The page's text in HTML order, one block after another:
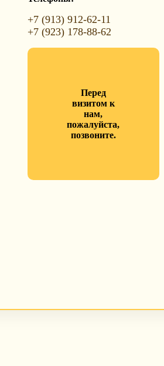
+7 (913) 912-62-11
+7 (923) 178-88-62
Перед
визитом к
нам,
пожалуйста,
позвоните.